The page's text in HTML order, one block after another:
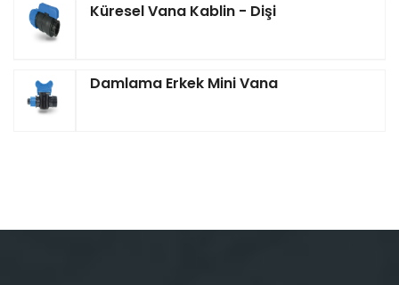
Küresel Vana Kablin - Dişi
Damlama Erkek Mini Vana